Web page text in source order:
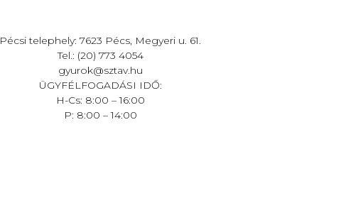
Pécsi telephely: 7623 Pécs, Megyeri u. 61.
Tel.: (20) 773 4054
gyurok@sztav.hu
ÜGYFÉLFOGADÁSI IDŐ:
H-Cs: 8:00 – 16:00
P: 8:00 – 14:00